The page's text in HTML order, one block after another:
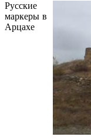
Русские
маркеры в
Арцахе